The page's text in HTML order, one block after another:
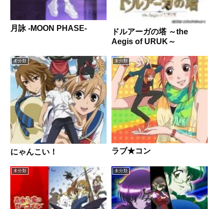
月詠 -MOON PHASE-
ドルアーガの塔 ～the
Aegis of URUK～
未分類
にゃんこい！
未分類
ラブ★コン
未分類 未分類